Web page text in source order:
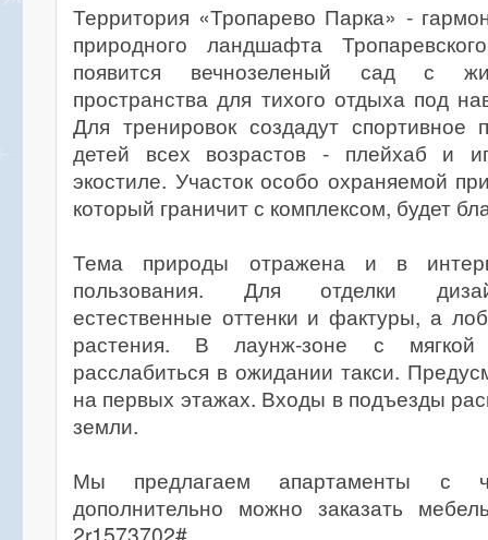
Территория «Тропарево Парка» -
природного ландшафта
появится вечнозеленый сад с
пространства для тихого отдыха под
Для тренировок создадут спортивное
детей всех возрастов - плейхаб и
экостиле. Участок особо охраняемой
который граничит с комплексом, будет
Тема природы отражена и в
пользования. Для отделки
естественные оттенки и фактуры, а
растения. В лаунж-зоне с мягкой
расслабиться в ожидании такси.
на первых этажах. Входы в подъезды
земли.
Мы предлагаем апартаменты с
дополнительно можно заказать